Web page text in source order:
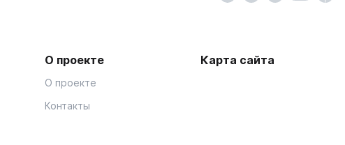
О проекте
О проекте
Контакты
Карта сайта